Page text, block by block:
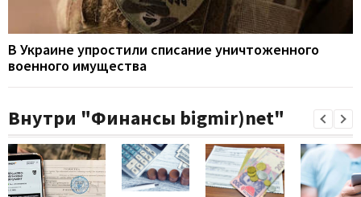
В Украине упростили списание уничтоженного
военного имущества
Внутри "Финансы bigmir)net"